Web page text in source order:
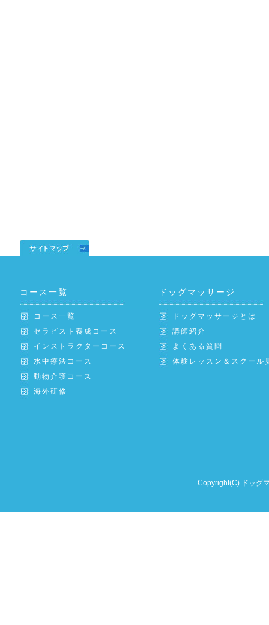
コース一覧 ドッグマッサージ
コース一覧
ドッグマッサージとは
セラピスト養成コース
講師紹介
インストラクターコース
よくある質問
水中療法コース
体験レッスン＆スクール
動物介護コース
海外研修
Copyright(C) ドッグ